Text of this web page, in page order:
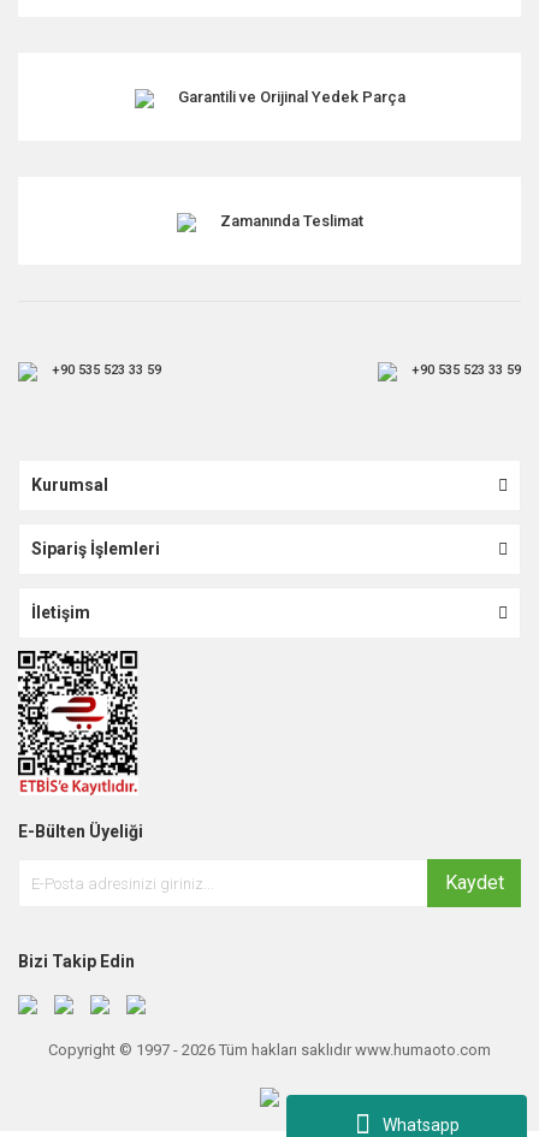
Whatsapp
Garantili ve Orijinal Yedek Parça
Zamanında Teslimat
+90 535 523 33 59 +90 535 523 33 59
Kurumsal
Sipariş İşlemleri
İletişim
E-Bülten Üyeliği
Kaydet
Bizi Takip Edin
Copyright © 1997 - 2026 Tüm hakları saklıdır www.humaoto.com